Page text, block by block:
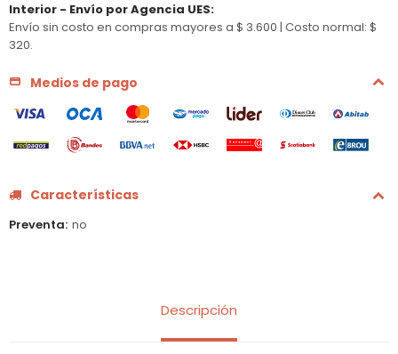
Interior - Envío por Agencia UES:
Envío sin costo en compras mayores a $ 3.600 | Costo normal: $
320.
Medios de pago
Características
Preventa no
Descripción